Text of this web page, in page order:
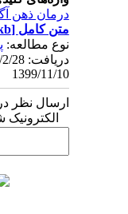
درمان ذهن
متن کامل[PDF 764 kb]
نوع مطالعه:
1399/11/10
ارسال نظر
الکترونیک